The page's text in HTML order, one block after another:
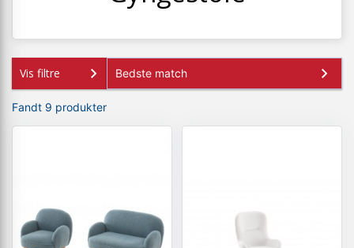
+
OUTLET
Vis filtre
Fandt 9 produkter